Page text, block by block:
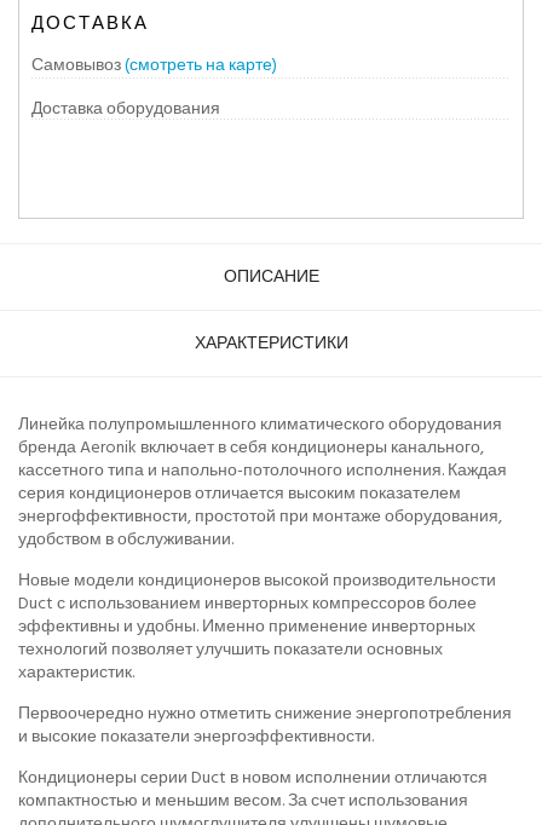
ДОСТАВКА
Самовывоз(смотреть на карте)
Доставка оборудования
ОПИСАНИЕ
ХАРАКТЕРИСТИКИ
Линейка полупромышленного климатического оборудования
бренда Aeronik включает в себя кондиционеры канального,
кассетного типа и напольно-потолочного исполнения. Каждая
серия кондиционеров отличается высоким показателем
энергоффективности, простотой при монтаже оборудования,
удобством в обслуживании.
Новые модели кондиционеров высокой производительности
Duct с использованием инверторных компрессоров более
эффективны и удобны. Именно применение инверторных
технологий позволяет улучшить показатели основных
характеристик.
Первоочередно нужно отметить снижение энергопотребления
и высокие показатели энергоэффективности.
Кондиционеры серии Duct в новом исполнении отличаются
компактностью и меньшим весом. За счет использования